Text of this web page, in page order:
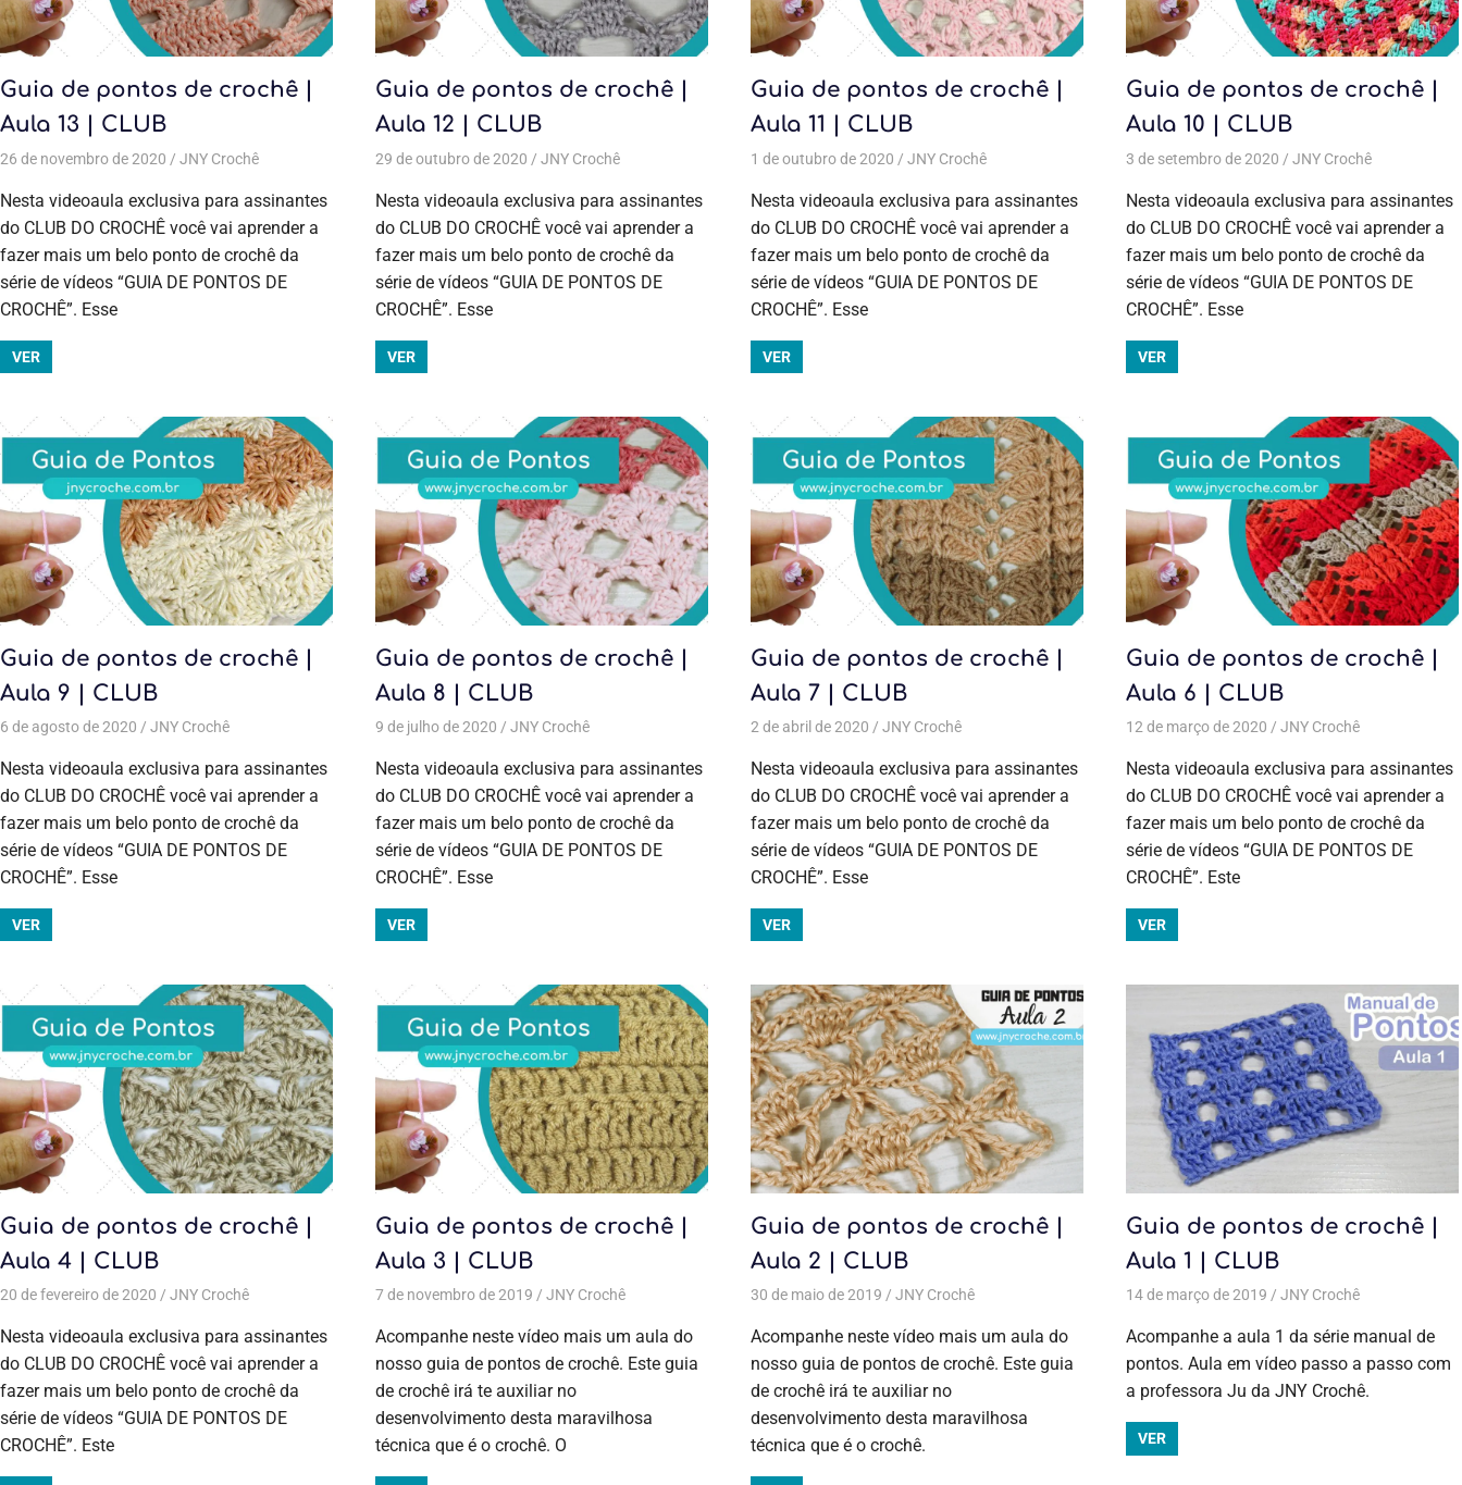
Guia de pontos de crochê |
Aula 13 | CLUB
26 de novembro de 2020 JNY CrochêAulas exclusivas ,Crochê,Cursos de crochê,Cursos de crochê Guia de pontos,Guia de pontos, Todas as postagens
Nesta videoaula exclusiva para assinantes
do CLUB DO CROCHÊ você vai aprender a
fazer mais um belo ponto de crochê da
série de vídeos “GUIA DE PONTOS DE
CROCHÊ”. Esse
VER
Guia de pontos de crochê |
Aula 12 | CLUB
29 de outubro de 2020 JNY CrochêAulas exclusivas Crochê,Cursos de crochê,Cursos de crochê Guia de pontos,Guia de pontos,Todas as postagens
Nesta videoaula exclusiva para assinantes
do CLUB DO CROCHÊ você vai aprender a
fazer mais um belo ponto de crochê da
série de vídeos “GUIA DE PONTOS DE
CROCHÊ”. Esse
VER
Guia de pontos de crochê |
Aula 11 | CLUB
1 de outubro de 2020 JNY CrochêAulas exclusivas Crochê, Cursos de crochê, Cursos de crochê
Nesta videoaula exclusiva para assinantes
do CLUB DO CROCHÊ você vai aprender a
fazer mais um belo ponto de crochê da
série de vídeos “GUIA DE PONTOS DE
CROCHÊ”. Esse
VER
Guia de pontos de crochê |
Aula 10 | CLUB
3 de setembro de 2020 JNY CrochêAulas
Crochê,
Cursos de
crochê,
Cursos de
postagens
Nesta videoaula exclusiva para assinantes
do CLUB DO CROCHÊ você vai aprender a
fazer mais um belo ponto de crochê da
série de vídeos “GUIA DE PONTOS DE
CROCHÊ”. Esse
VER
Guia de pontos de crochê |
Aula 9 | CLUB
6 de agosto de 2020 JNY CrochêAulas exclusivas Crochê,Cursos de crochê,Cursos de crochê ,Guia de pontos,Todas as postagens
Nesta videoaula exclusiva para assinantes
do CLUB DO CROCHÊ você vai aprender a
fazer mais um belo ponto de crochê da
série de vídeos “GUIA DE PONTOS DE
CROCHÊ”. Esse
VER
Guia de pontos de crochê |
Aula 8 | CLUB
9 de julho de 2020 JNY CrochêAulas exclusivas Crochê, Cursos de crochê,Cursos de crochê Guia de pontos,Todas as postagens
Nesta videoaula exclusiva para assinantes
do CLUB DO CROCHÊ você vai aprender a
fazer mais um belo ponto de crochê da
série de vídeos “GUIA DE PONTOS DE
CROCHÊ”. Esse
VER
Guia de pontos de crochê |
Aula 7 | CLUB
2 de abril de 2020 JNY CrochêAulas exclusivas ,Cursos de crochê,Cursos de crochê
Nesta videoaula exclusiva para assinantes
do CLUB DO CROCHÊ você vai aprender a
fazer mais um belo ponto de crochê da
série de vídeos “GUIA DE PONTOS DE
CROCHÊ”. Esse
VER
Guia de pontos de crochê |
Aula 6 | CLUB
12 de março de 2020 JNY CrochêAulas
Crochê,Cursos
de crochê,
Guia de pontos
Nesta videoaula exclusiva para assinantes
do CLUB DO CROCHÊ você vai aprender a
fazer mais um belo ponto de crochê da
série de vídeos “GUIA DE PONTOS DE
CROCHÊ”. Este
VER
Guia de pontos de crochê |
Aula 4 | CLUB
20 de fevereiro de 2020 JNY CrochêAulas exclusivas Crochê,Guia de pontos,Guia de pontos Todas as postagens
Nesta videoaula exclusiva para assinantes
do CLUB DO CROCHÊ você vai aprender a
fazer mais um belo ponto de crochê da
série de vídeos “GUIA DE PONTOS DE
CROCHÊ”. Este
Guia de pontos de crochê |
Aula 3 | CLUB
7 de novembro de 2019 JNY CrochêTodas as postagens, Aulas exclusivas, Crochê,Cursos de crochê Cursos de crochê,Guia de pontos,Guia de pontos
Acompanhe neste vídeo mais um aula do
nosso guia de pontos de crochê. Este guia
de crochê irá te auxiliar no
desenvolvimento desta maravilhosa
técnica que é o crochê. O
Guia de pontos de crochê |
Aula 2 | CLUB
30 de maio de 2019 JNY CrochêTodas as postagens Aulas exclusivas,Crochê,Guia de pontos
Acompanhe neste vídeo mais um aula do
nosso guia de pontos de crochê. Este guia
de crochê irá te auxiliar no
desenvolvimento desta maravilhosa
técnica que é o crochê.
Guia de pontos de crochê |
Aula 1 | CLUB
14 de março de 2019 JNY CrochêTodas as
Aulas
exclusivas,
Crochê
Acompanhe a aula 1 da série manual de
pontos. Aula em vídeo passo a passo com
a professora Ju da JNY Crochê.
VER